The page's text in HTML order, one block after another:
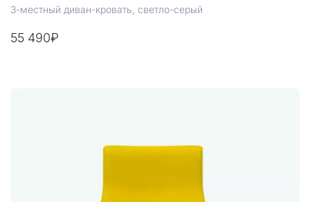
3-местный диван-кровать, светло-серый
55 490₽